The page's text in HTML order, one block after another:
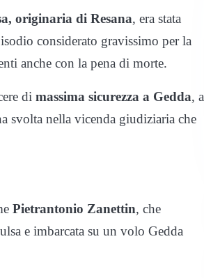
originaria di Resana, era stata
considerato gravissimo per la
anche con la pena di morte.
di massima sicurezza a Gedda, a
svolta nella vicenda giudiziaria che
Pietrantonio Zanettin, che
e imbarcata su un volo Gedda